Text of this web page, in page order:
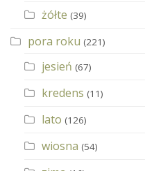
żółte (39)
pora roku (221)
jesień (67)
kredens (11)
lato (126)
wiosna (54)